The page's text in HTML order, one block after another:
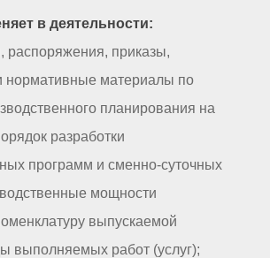
в деятельности:
распоряжения, приказы,
нормативные материалы по
планирования на
разработки
программ и сменно-суточных
мощности
выпускаемой
выполняемых работ (услуг);